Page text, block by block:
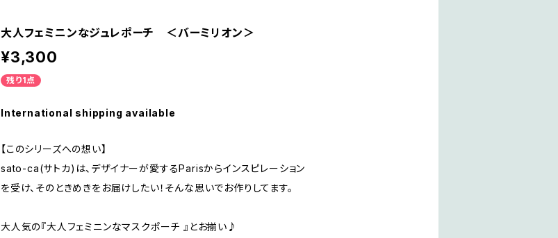
大人フェミニンなジュレポーチ ＜バーミリオン＞
¥3,300
残り1点
International shipping available
【このシリーズへの想い】
sato-ca(サトカ)は、デザイナーが愛するParisからインスピレーション
を受け、そのときめきをお届けしたい！そんな思いでお作りしてます。
大人気の『大人フェミニンなマスクポーチ 』とお揃い♪